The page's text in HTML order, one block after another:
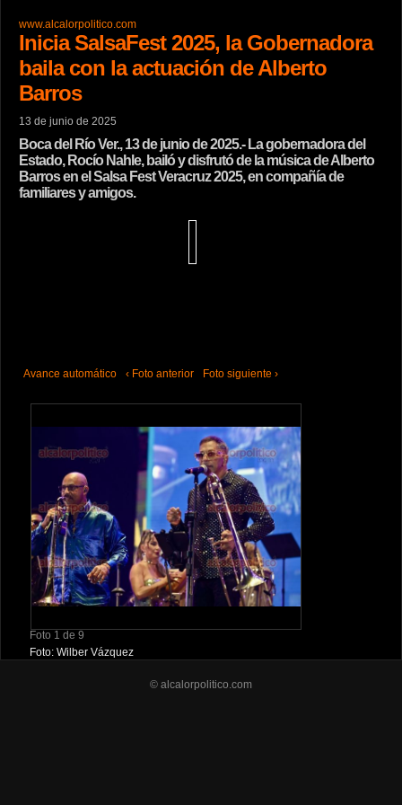
www.alcalorpolitico.com
Inicia SalsaFest 2025, la Gobernadora
baila con la actuación de Alberto
Barros
13 de junio de 2025
Boca del Río Ver., 13 de junio de 2025.- La gobernadora del
Estado, Rocío Nahle, bailó y disfrutó de la música de Alberto
Barros en el Salsa Fest Veracruz 2025, en compañía de
familiares y amigos.
Avance automático ‹ Foto anterior Foto siguiente ›
Foto 1 de 9
Foto: Wilber Vázquez
© alcalorpolitico.com